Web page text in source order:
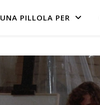
UNA PILLOLA PER